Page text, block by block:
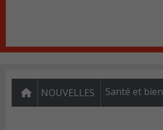
NOUVELLES Santé et